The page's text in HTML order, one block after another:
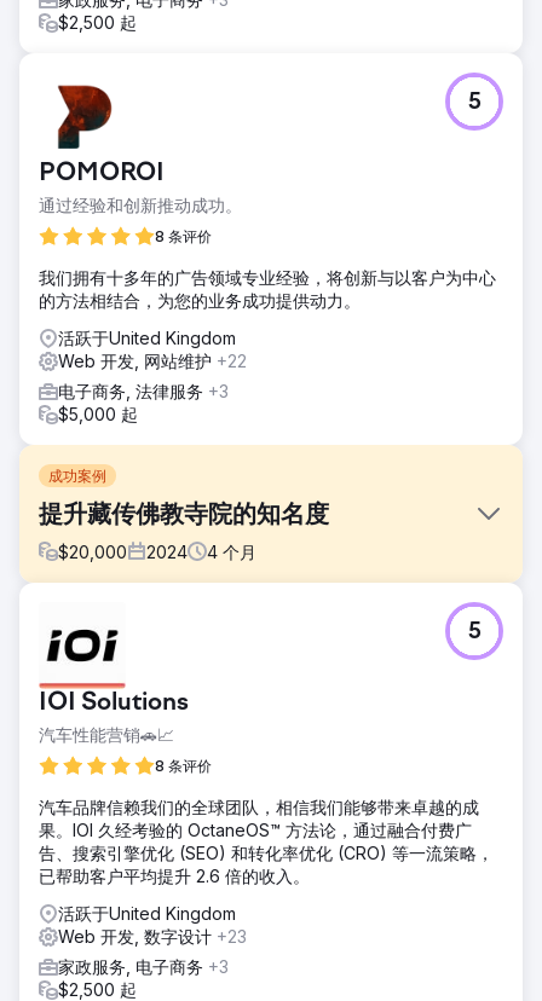
$2,500 起
POMOROI
通过经验和创新推动成功。
8 条评价
5
我们拥有十多年的广告领域专业经验，将创新与以客户为中心
的方法相结合，为您的业务成功提供动力。
活跃于United Kingdom
Web 开发, 网站维护 +22
电子商务, 法律服务 +3
$5,000 起
成功案例
提升藏传佛教寺院的知名度
$20,000 2024 4 个月
将一个成熟的网站从 Blogspot 迁移到 WordPress，同时不损
害搜索可见性、流量或 URL 权重，并用完全定制的设计替换旧
网站。
我们为客户量身定制并搭建了一个 WordPress 网站，然后小
心翼翼地将客户现有的 Blogspot 内容迁移过来，以确保网站
URL，并在需要的地方实施了精准的 301 重定向。此外，我们
还开发了一套基于人工智能的翻译工作流程，为客户提供了一
种可扩展的方式，使其能够以多种语言提供多语言内容。
重新设计的网站帮助客户获得了超过100万次的浏览量，并将
月点击量从约1万次提升至约3万次。除了搜索排名的提升，客
户还收到了用户对网站设计和易用性的积极反馈。该项目增强
了客户的数字化影响力，提高了用户体验，并为其未来的发展
IOI Solutions
汽车性能营销🚗📈
8 条评价
5
汽车品牌信赖我们的全球团队，相信我们能够带来卓越的成
果。IOI 久经考验的 OctaneOS™ 方法论，通过融合付费广
告、搜索引擎优化 (SEO) 和转化率优化 (CRO) 等一流策略，
已帮助客户平均提升 2.6 倍的收入。
活跃于United Kingdom
Web 开发, 数字设计 +23
家政服务, 电子商务 +3
$2,500 起